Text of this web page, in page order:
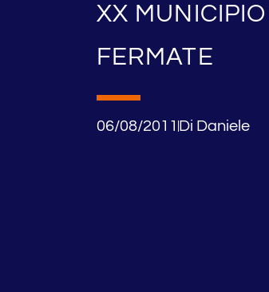
XX
FERMATE
06/08/2011 Di Daniele